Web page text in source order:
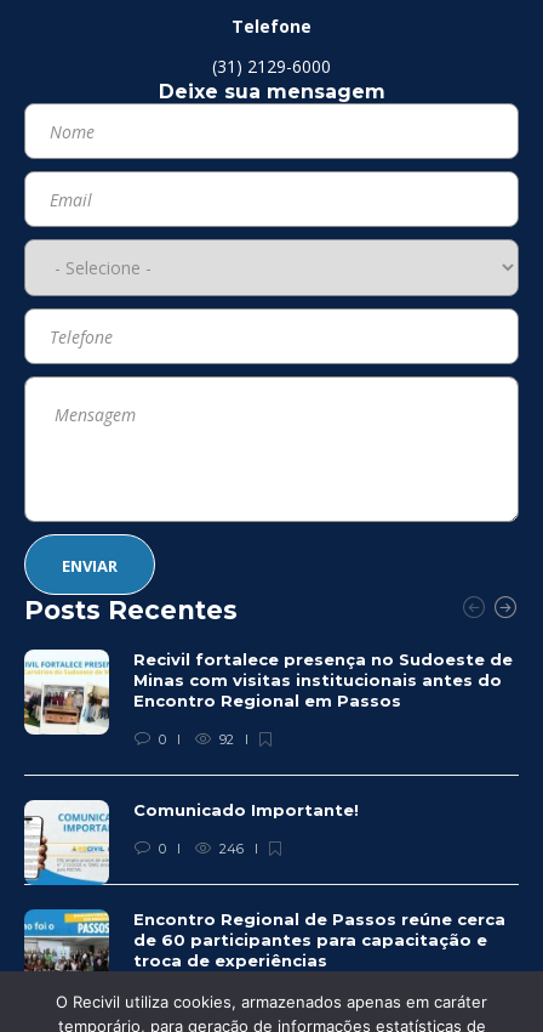
Telefone
(31) 2129-6000
Deixe sua mensagem
Posts Recentes
Recivil fortalece presença no Sudoeste de
Minas com visitas institucionais antes do
Encontro Regional em Passos
0 92
Comunicado Importante!
0 246
Encontro Regional de Passos reúne cerca
de 60 participantes para capacitação e
troca de experiências
0 249
O Recivil utiliza cookies, armazenados apenas em caráter
temporário, para geração de informações estatísticas de